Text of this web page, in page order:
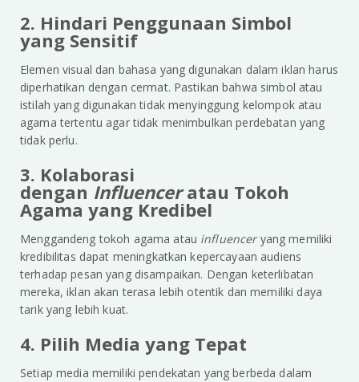
2. Hindari Penggunaan Simbol
yang Sensitif
Elemen visual dan bahasa yang digunakan dalam iklan harus
diperhatikan dengan cermat. Pastikan bahwa simbol atau
istilah yang digunakan tidak menyinggung kelompok atau
agama tertentu agar tidak menimbulkan perdebatan yang
tidak perlu.
3. Kolaborasi
dengan Influenceratau Tokoh
Agama yang Kredibel
Menggandeng tokoh agama atau influenceryang memiliki
kredibilitas dapat meningkatkan kepercayaan audiens
terhadap pesan yang disampaikan. Dengan keterlibatan
mereka, iklan akan terasa lebih otentik dan memiliki daya
tarik yang lebih kuat.
4. Pilih Media yang Tepat
Setiap media memiliki pendekatan yang berbeda dalam